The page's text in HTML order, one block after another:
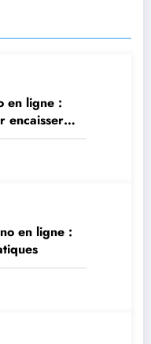
en ligne :
encaisser
en ligne :